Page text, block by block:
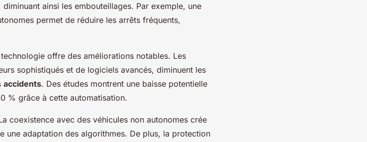
ainsi les embouteillages. Par exemple, une
permet de réduire les arrêts fréquents,
offre des améliorations notables. Les
sophistiqués et de logiciels avancés, diminuent les
accidents. Des études montrent une baisse potentielle
% grâce à cette automatisation.
coexistence avec des véhicules non autonomes crée
une adaptation des algorithmes. De plus, la protection